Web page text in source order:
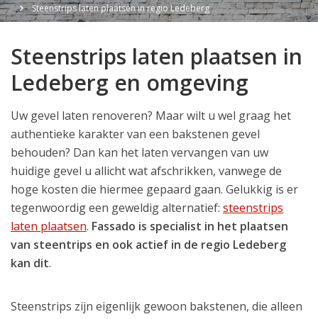
Steenstrips laten plaatsen in regio Ledeberg
Steenstrips laten plaatsen in
Ledeberg en omgeving
Uw gevel laten renoveren? Maar wilt u wel graag het
authentieke karakter van een bakstenen gevel
behouden? Dan kan het laten vervangen van uw
huidige gevel u allicht wat afschrikken, vanwege de
hoge kosten die hiermee gepaard gaan. Gelukkig is er
tegenwoordig een geweldig alternatief: steenstrips
laten plaatsen. Fassado is specialist in het plaatsen
van steentrips en ook actief in de regio Ledeberg
kan dit.
Steenstrips zijn eigenlijk gewoon bakstenen, die alleen